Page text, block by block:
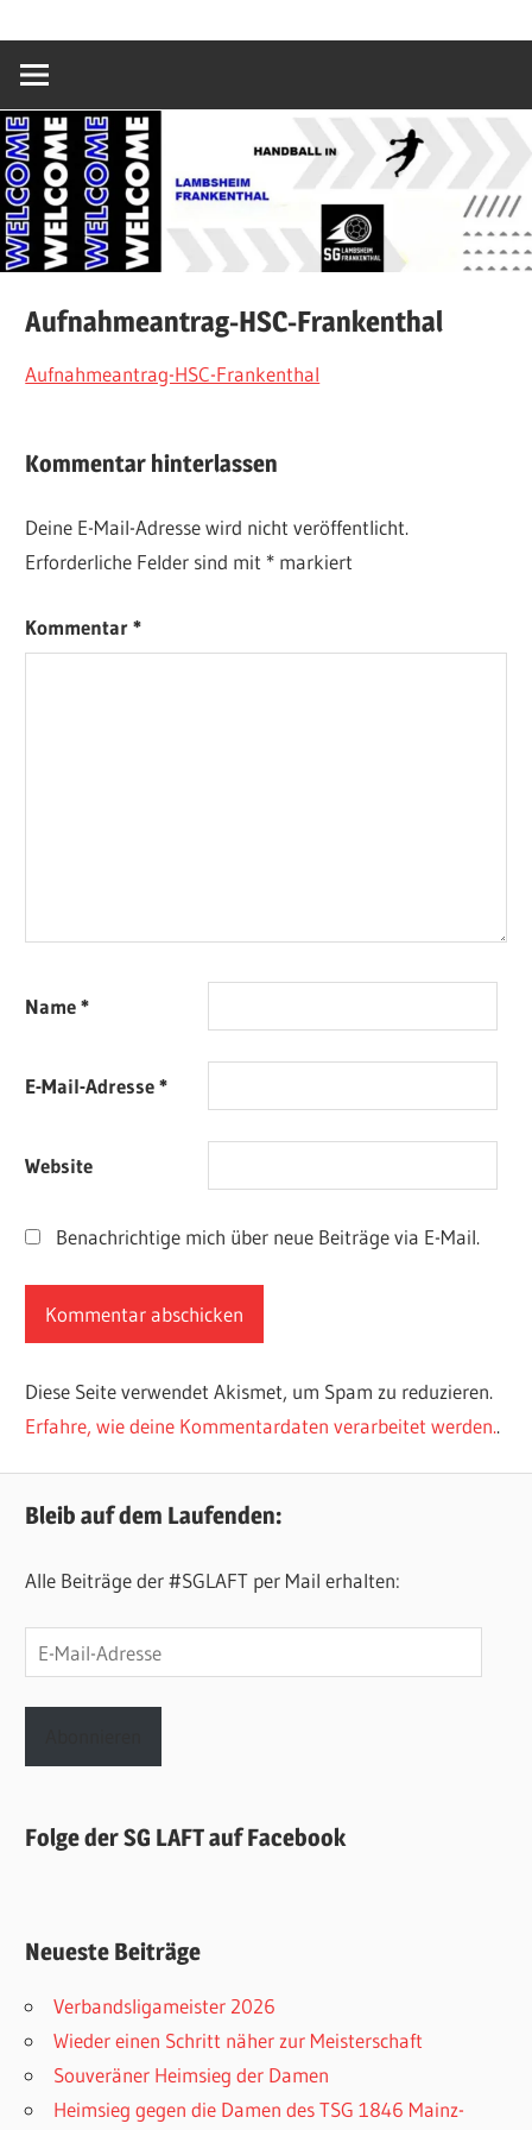
springen
SG
Lambsheim/
Aufnahmeantrag-HSC-Frankenthal
Aufnahmeantrag-HSC-Frankenthal
Kommentar hinterlassen
Deine E-Mail-Adresse wird nicht veröffentlicht.
Erforderliche Felder sind mit * markiert
Kommentar*
Name*
E-Mail-Adresse*
Website
Benachrichtige mich über neue Beiträge via E-Mail.
Diese Seite verwendet Akismet, um Spam zu reduzieren.
Erfahre, wie deine Kommentardaten verarbeitet werden..
Bleib auf dem Laufenden:
Alle Beiträge der #SGLAFT per Mail erhalten:
E-
Mail-
Adresse
Folge der SG LAFT auf Facebook
Neueste Beiträge
Verbandsligameister 2026
Wieder einen Schritt näher zur Meisterschaft
Souveräner Heimsieg der Damen
Heimsieg gegen die Damen des TSG 1846 Mainz-